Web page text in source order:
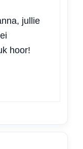
jullie
hoor!